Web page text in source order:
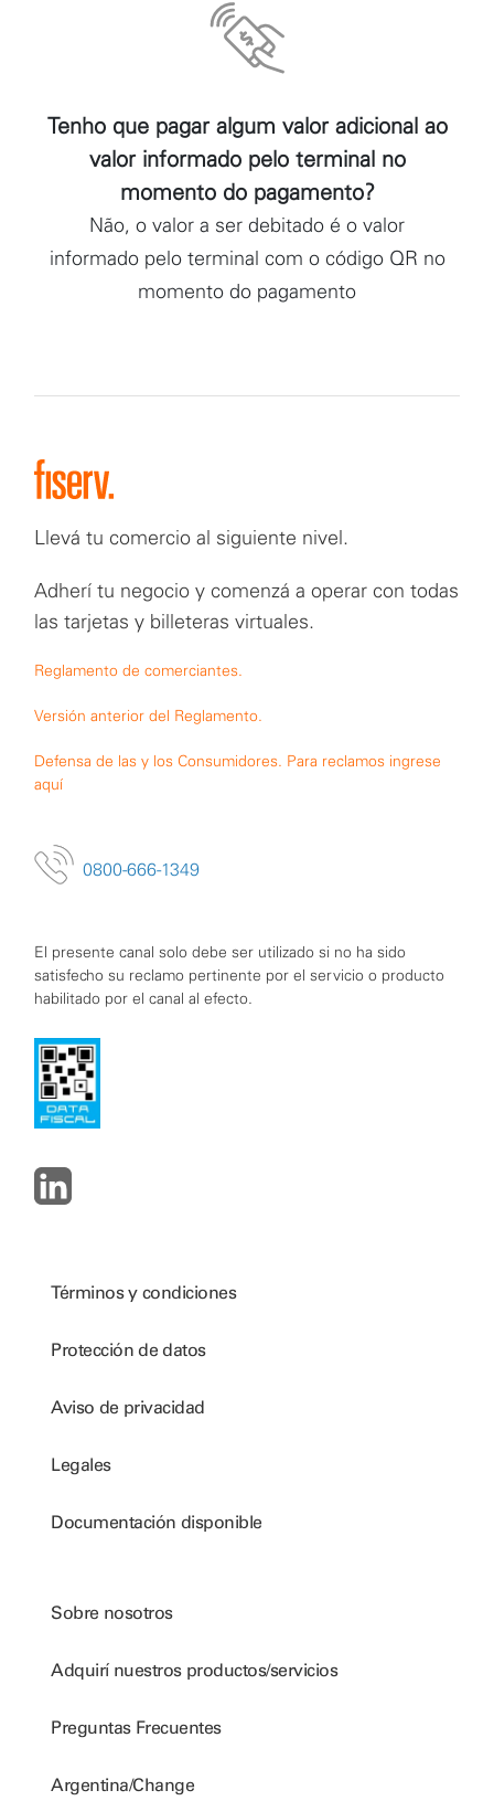
Tenho que pagar algum valor adicional ao
valor informado pelo terminal no
momento do pagamento?
Não, o valor a ser debitado é o valor
informado pelo terminal com o código QR no
momento do pagamento
Llevá tu comercio al siguiente nivel.
Adherí tu negocio y comenzá a operar con todas
las tarjetas y billeteras virtuales.
Reglamento de comerciantes.
Versión anterior del Reglamento.
Defensa de las y los Consumidores. Para reclamos ingrese
aquí
0800-666-1349
El presente canal solo debe ser utilizado si no ha sido
satisfecho su reclamo pertinente por el servicio o producto
habilitado por el canal al efecto.
Términos y condiciones
Protección de datos
Aviso de privacidad
Legales
Documentación disponible
Sobre nosotros
Adquirí nuestros productos/servicios
Preguntas Frecuentes
Argentina/Change